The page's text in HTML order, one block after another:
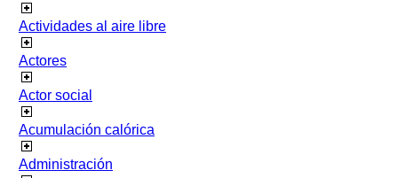
Actividades al aire libre
Actores
Actor social
Acumulación calórica
Administración